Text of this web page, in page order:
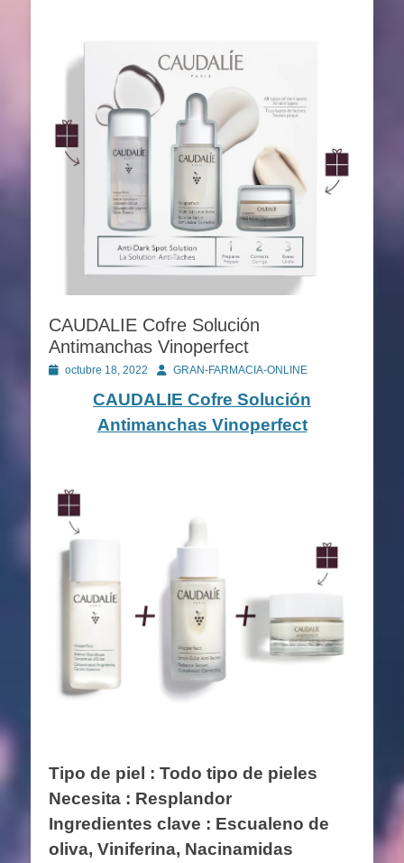
CAUDALIE Cofre Solución
Antimanchas Vinoperfect
Publicado
octubre 18, 2022 AutorGRAN-FARMACIA-ONLINE
CAUDALIE Cofre Solución
Antimanchas Vinoperfect
Tipo de piel : Todo tipo de pieles
Necesita : Resplandor
Ingredientes clave : Escualeno de
oliva, Viniferina, Nacinamidas